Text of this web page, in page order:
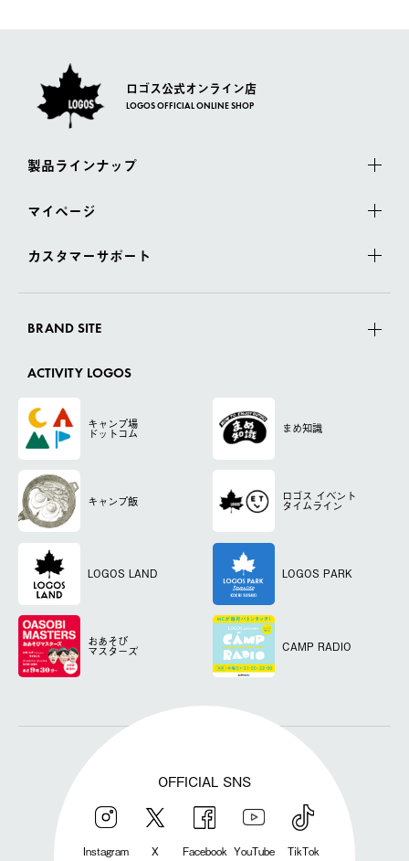
ロゴス公式オンライン店
LOGOS OFFICIAL ONLINE SHOP
製品ラインナップ
マイページ
カスタマーサポート
BRAND SITE
ACTIVITY LOGOS
キャンプ場
ドットコム まめ知識
キャンプ飯 ロゴス イベント
タイムライン
LOGOS LAND LOGOS PARK
おあそび
マスターズ CAMP RADIO
OFFICIAL SNS
Instagram X Facebook YouTube TikTok